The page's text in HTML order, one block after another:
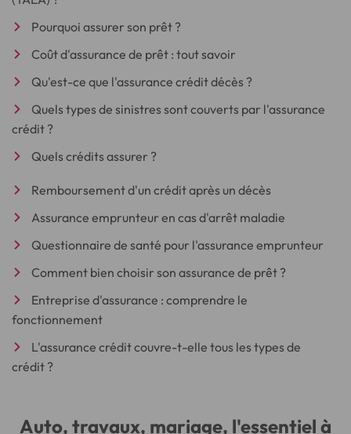
Pourquoi assurer son prêt ?
Coût d'assurance de prêt : tout savoir
Qu'est-ce que l'assurance crédit décès ?
Quels types de sinistres sont couverts par l'assurance
crédit ?
Quels crédits assurer ?
Remboursement d'un crédit après un décès
Assurance emprunteur en cas d'arrêt maladie
Questionnaire de santé pour l'assurance emprunteur
Comment bien choisir son assurance de prêt ?
Entreprise d'assurance : comprendre le
fonctionnement
L'assurance crédit couvre-t-elle tous les types de
crédit ?
Auto, travaux, mariage, l'essentiel à